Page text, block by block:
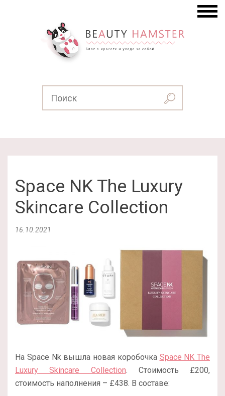
Space NK The Luxury
Skincare Collection
16.10.2021
На Space Nk вышла новая коробочка Space NK The
Luxury Skincare Collection. Стоимость £200,
стоимость наполнения – £438. В составе: